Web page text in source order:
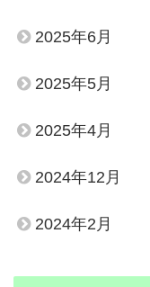
2025年6月
2025年5月
2025年4月
2024年12月
2024年2月